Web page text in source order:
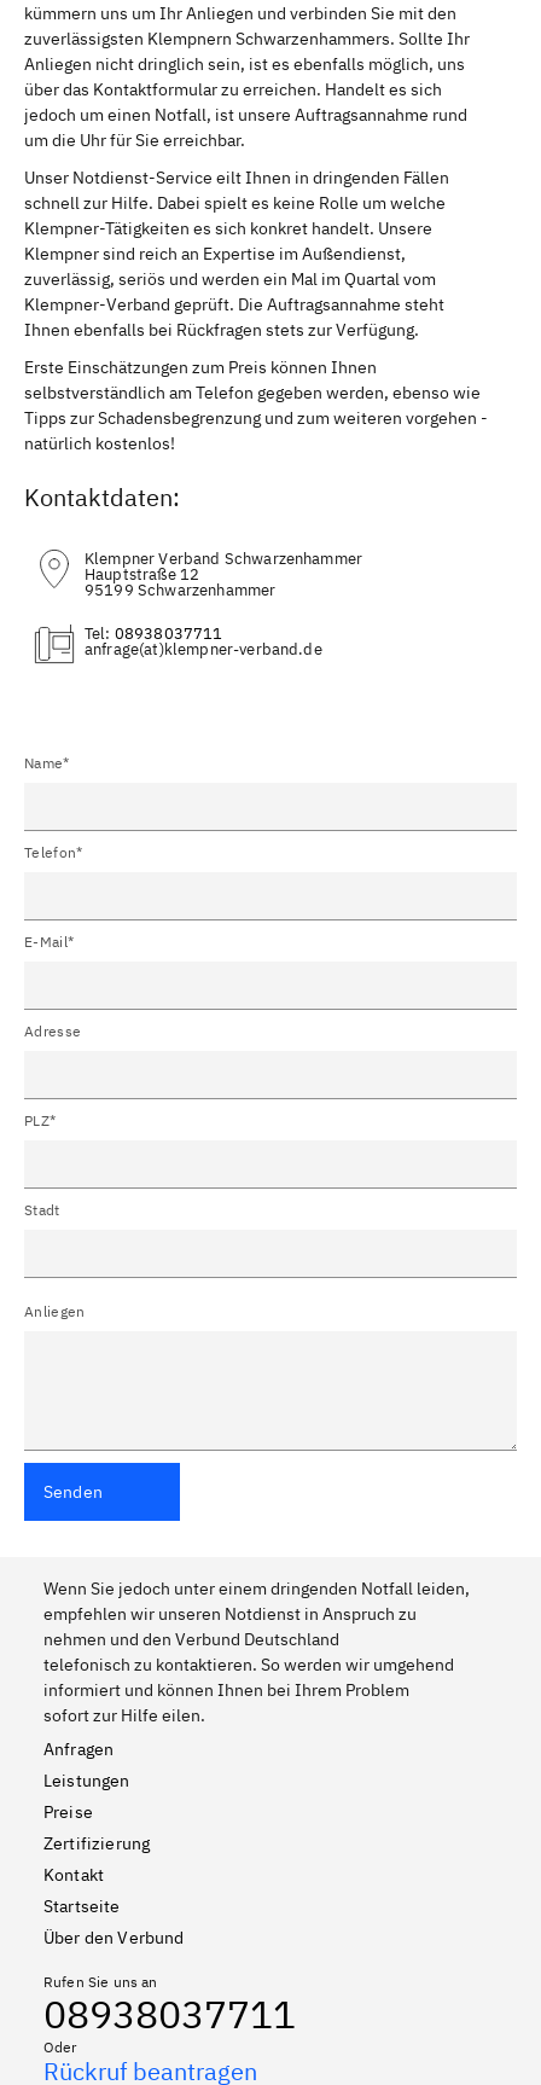
kümmern uns um Ihr Anliegen und verbinden Sie mit den
zuverlässigsten Klempnern Schwarzenhammers. Sollte Ihr
Anliegen nicht dringlich sein, ist es ebenfalls möglich, uns
über das Kontaktformular zu erreichen. Handelt es sich
jedoch um einen Notfall, ist unsere Auftragsannahme rund
um die Uhr für Sie erreichbar.
Unser Notdienst-Service eilt Ihnen in dringenden Fällen
schnell zur Hilfe. Dabei spielt es keine Rolle um welche
Klempner-Tätigkeiten es sich konkret handelt. Unsere
Klempner sind reich an Expertise im Außendienst,
zuverlässig, seriös und werden ein Mal im Quartal vom
Klempner-Verband geprüft. Die Auftragsannahme steht
Ihnen ebenfalls bei Rückfragen stets zur Verfügung.
Erste Einschätzungen zum Preis können Ihnen
selbstverständlich am Telefon gegeben werden, ebenso wie
Tipps zur Schadensbegrenzung und zum weiteren vorgehen -
natürlich kostenlos!
Kontaktdaten:
Klempner Verband Schwarzenhammer
Hauptstraße 12
95199 Schwarzenhammer
Tel: 08938037711
(at)
Name*
Telefon*
E-Mail*
Adresse
PLZ*
Stadt
Anliegen
Senden
Wenn Sie jedoch unter einem dringenden Notfall leiden,
empfehlen wir unseren Notdienst in Anspruch zu
nehmen und den Verbund Deutschland
telefonisch zu kontaktieren. So werden wir umgehend
informiert und können Ihnen bei Ihrem Problem
sofort zur Hilfe eilen.
Anfragen
Leistungen
Preise
Zertifizierung
Kontakt
Startseite
Über den Verbund
Rufen Sie uns an
08938037711
Oder
Rückruf beantragen